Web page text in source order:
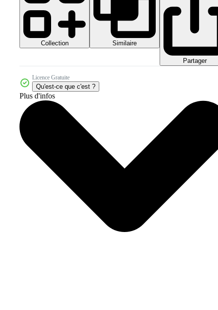
Collection Similaire
Partager
Licence Gratuite
Qu'est-ce que c'est ?
Plus d'infos